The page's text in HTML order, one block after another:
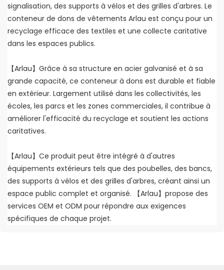
signalisation, des supports à vélos et des grilles d'arbres. Le
conteneur de dons de vêtements Arlau est conçu pour un
recyclage efficace des textiles et une collecte caritative
dans les espaces publics.
【Arlau】Grâce à sa structure en acier galvanisé et à sa
grande capacité, ce conteneur à dons est durable et fiable
en extérieur. Largement utilisé dans les collectivités, les
écoles, les parcs et les zones commerciales, il contribue à
améliorer l'efficacité du recyclage et soutient les actions
caritatives.
【Arlau】Ce produit peut être intégré à d'autres
équipements extérieurs tels que des poubelles, des bancs,
des supports à vélos et des grilles d'arbres, créant ainsi un
espace public complet et organisé. 【Arlau】propose des
services OEM et ODM pour répondre aux exigences
spécifiques de chaque projet.